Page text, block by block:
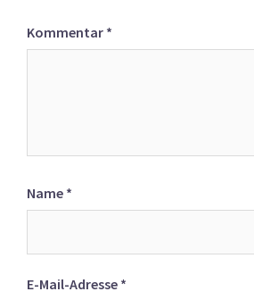
Kommentar *
Name *
E-Mail-Adresse *